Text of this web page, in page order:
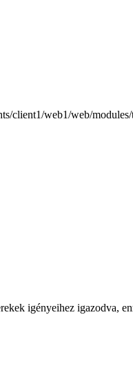
client1/web1/web/
igényeihez igazodva,